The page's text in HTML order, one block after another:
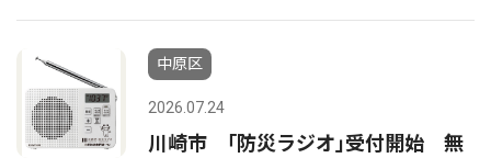
中原区
2026.07.24
川崎市 ｢防災ラジオ｣受付開始 無